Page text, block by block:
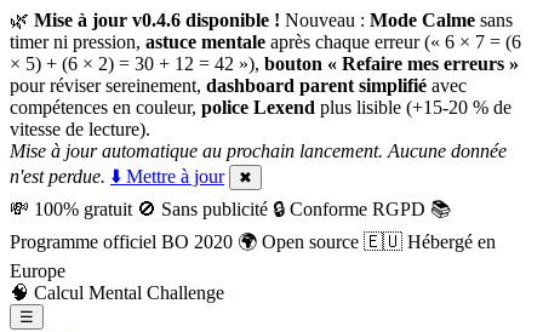
🌿 Mise à jour v0.4.6 disponible ! Nouveau : Mode Calme sans
timer ni pression, astuce mentale après chaque erreur (« 6 × 7 = (6
× 5) + (6 × 2) = 30 + 12 = 42 »), bouton « Refaire mes erreurs »
pour réviser sereinement, dashboard parent simplifié avec
compétences en couleur, police Lexend plus lisible (+15-20 % de
vitesse de lecture).
Mise à jour automatique au prochain lancement. Aucune donnée
n'est perdue. ⬇️ Mettre à jour ✖
💸 100% gratuit 🚫 Sans publicité 🔒 Conforme RGPD 📚
Programme officiel BO 2020 🌍 Open source 🇪🇺 Hébergé en
Europe
🧠 Calcul Mental Challenge
☰